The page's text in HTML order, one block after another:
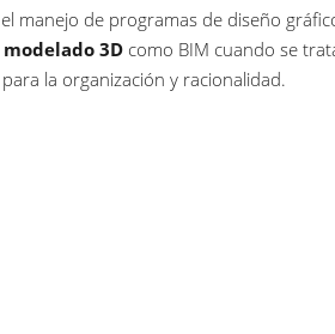
el manejo de programas de diseño
3Dcomo BIM cuando se
la organización y racionalidad.